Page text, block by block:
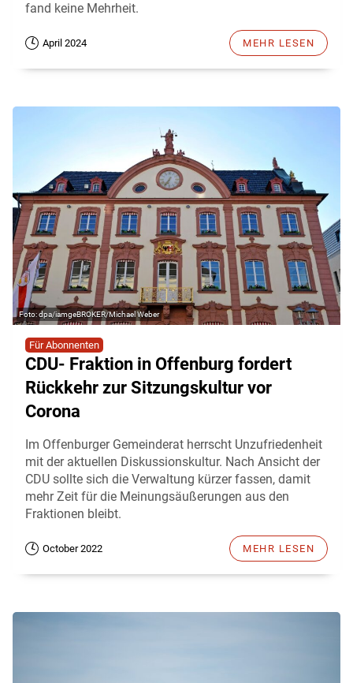
fand keine Mehrheit.
April 2024 MEHR LESEN
dpa/iamgeBROKER/Michael Weber
Für Abonnenten
CDU- Fraktion in Offenburg fordert
Rückkehr zur Sitzungskultur vor
Corona
Im Offenburger Gemeinderat herrscht Unzufriedenheit
mit der aktuellen Diskussionskultur. Nach Ansicht der
CDU sollte sich die Verwaltung kürzer fassen, damit
mehr Zeit für die Meinungsäußerungen aus den
Fraktionen bleibt.
October 2022 MEHR LESEN